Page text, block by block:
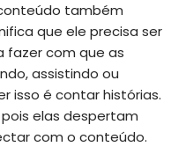
também
que ele precisa ser
fazer com que as
assistindo ou
isso é contar histórias.
elas despertam
com o conteúdo.